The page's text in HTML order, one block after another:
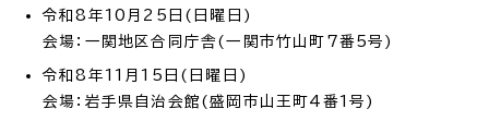
令和8年10月25日(日曜日)
会場：一関地区合同庁舎(一関市竹山町7番5号)
令和8年11月15日(日曜日)
会場：岩手県自治会館(盛岡市山王町4番1号)